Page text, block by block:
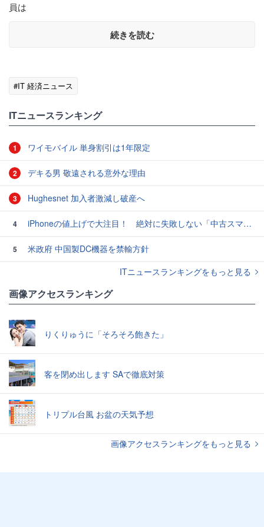
員は
続きを読む
#IT 経済ニュース
ITニュースランキング
1 ワイモバイル 単身割引は1年限定
2 デキる男 敬遠される意外な理由
3 Hughesnet 加入者激減し破産へ
4 iPhoneの値上げで大注目！ 絶対に失敗しない「中古スマホ」の売り方＆買い方
5
米政府 中国製DC機器を禁輸方針
ITニュースランキングをもっと見る
画像アクセスランキング
りくりゅうに「そろそろ飽きた」
客を閉め出します SAで徹底対策
トリプル台風 お盆の天気予想
画像アクセスランキングをもっと見る